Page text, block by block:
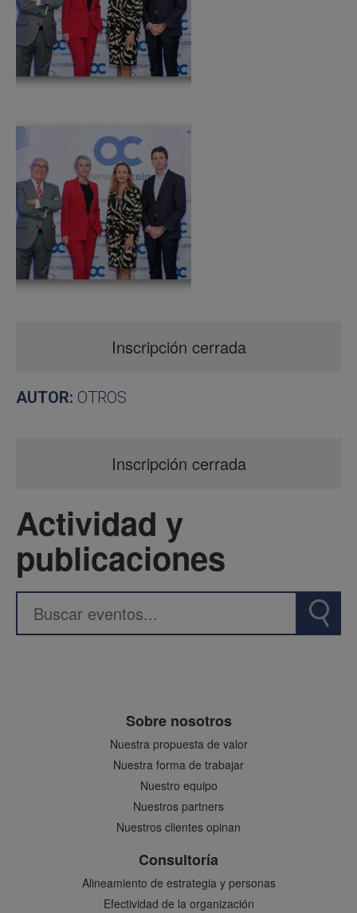
Inscripción cerrada
AUTOR: OTROS
Inscripción cerrada
Actividad y
publicaciones
Sobre nosotros
Nuestra propuesta de valor
Nuestra forma de trabajar
Nuestro equipo
Nuestros partners
Nuestros clientes opinan
Consultoría
Alineamiento de estrategia y personas
Efectividad de la organización